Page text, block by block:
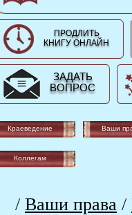
ПРОДЛИТЬ
КНИГУ ОНЛАЙН
ЗАДАТЬ
ВОПРОС
Краеведение Ваши
Коллегам
/ Ваши права /